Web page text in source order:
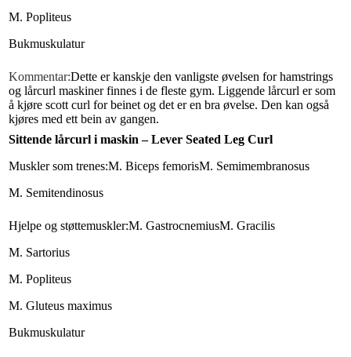
M. Popliteus
Bukmuskulatur
Kommentar:Dette er kanskje den vanligste øvelsen for hamstrings
og lårcurl maskiner finnes i de fleste gym. Liggende lårcurl er som
å kjøre scott curl for beinet og det er en bra øvelse. Den kan også
kjøres med ett bein av gangen.
Sittende lårcurl i maskin – Lever Seated Leg Curl
Muskler som trenes:M. Biceps femorisM. Semimembranosus
M. Semitendinosus
Hjelpe og støttemuskler:M. GastrocnemiusM. Gracilis
M. Sartorius
M. Popliteus
M. Gluteus maximus
Bukmuskulatur